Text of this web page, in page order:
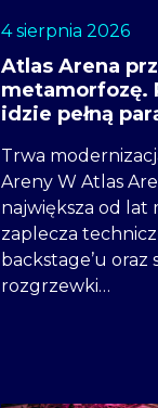
4 sierpnia 2026
Atlas Arena
metamorfozę.
idzie pełną
Trwa
Areny W Atlas
największa od lat
zaplecza
backstage’u oraz
rozgrzewki…